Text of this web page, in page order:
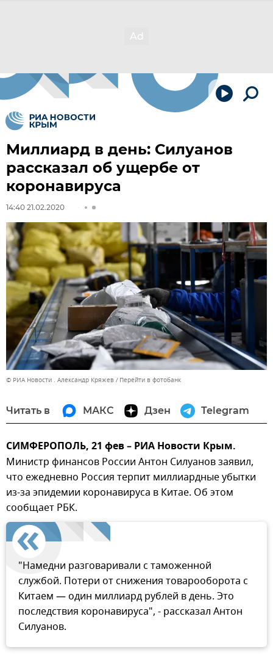
Миллиард в день: Силуанов
рассказал об ущербе от
коронавируса
14:40 21.02.2020
© РИА Новости . Александр Кряжев Перейти в фотобанк
Читать в МАКС Дзен Telegram
СИМФЕРОПОЛЬ, 21 фев – РИА Новости Крым.
Министр финансов России Антон Силуанов заявил,
что ежедневно Россия терпит миллиардные убытки
из-за эпидемии коронавируса в Китае. Об этом
сообщает РБК.
"Намедни разговаривали с таможенной
службой. Потери от снижения товарооборота с
Китаем — один миллиард рублей в день. Это
последствия коронавируса", - рассказал Антон
Силуанов.